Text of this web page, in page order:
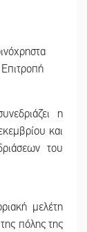
η
και
του
μελέτη
πόλης της